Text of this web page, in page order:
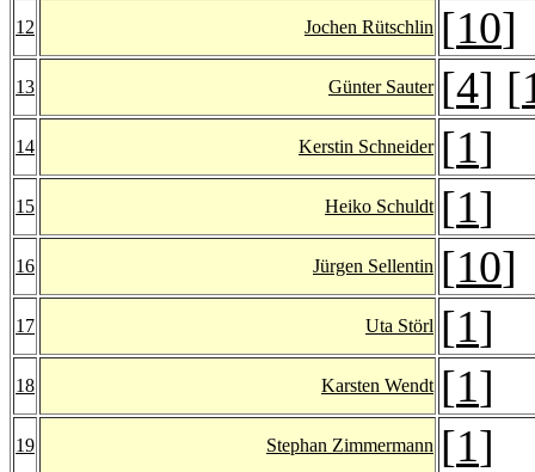
12 Jochen Rütschlin [10]
13 Günter Sauter [4] [
14 Kerstin Schneider [1]
15 Heiko Schuldt [1]
16 Jürgen Sellentin [10]
17 Uta Störl [1]
18 Karsten Wendt [1]
19 Stephan Zimmermann [1]